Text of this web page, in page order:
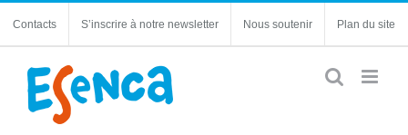
Contacts S’inscrire à notre newsletter Nous soutenir Plan du site